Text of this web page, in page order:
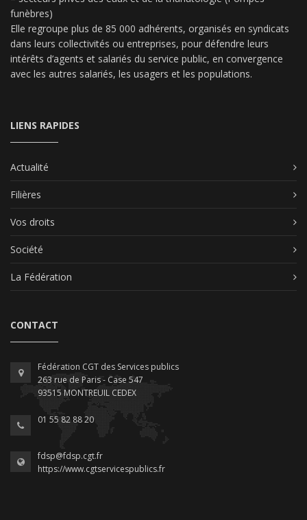
funèbres)
Elle regroupe plus de 85 000 adhérents, organisés en syndicats
dans leurs collectivités ou entreprises, pour défendre leurs
intérêts d’agents et salariés du service public, en convergence
avec les autres salariés, les usagers et les populations.
LIENS RAPIDES
Actualité
Filières
Vos droits
Société
La Fédération
CONTACT
Fédération CGT des Services publics
263 rue de Paris - Case 547
93515 MONTREUIL CEDEX
01 55 82 88 20
fdsp@fdsp.cgt.fr
https://www.cgtservicespublics.fr